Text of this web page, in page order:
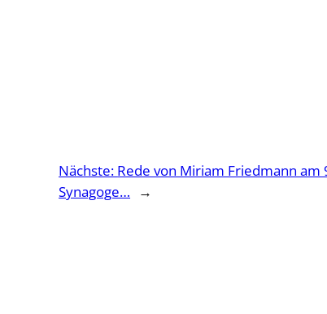
Nächste: Rede von Miriam Friedmann
Synagoge…
→